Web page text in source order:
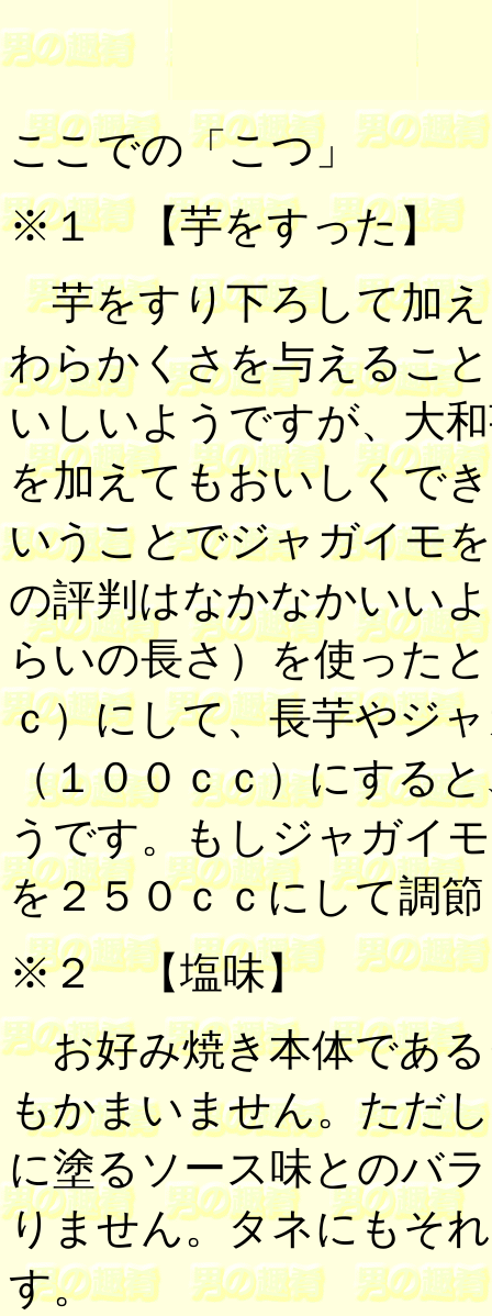
ここでの「こつ」
※１ 【芋をすった】
芋をすり下ろして加え
わらかくさを与えるこ
いしいようですが、大
を加えてもおいしくで
いうことでジャガイモ
の評判はなかなかいい
らいの長さ）を使った
ｃ）にして、長芋やジ
（１００ｃｃ）にする
うです。もしジャガイ
を２５０ｃｃにして調
※２【塩味】
お好み焼き本体である
もかまいません。ただ
に塗るソース味とのバ
りません。タネにもそ
す。